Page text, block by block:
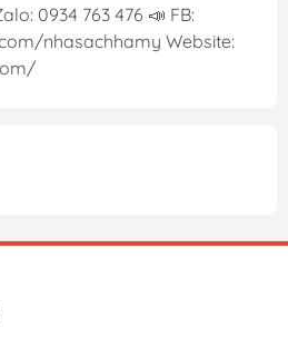
0934 763 476 📣 FB:
nhasachhamy Website: